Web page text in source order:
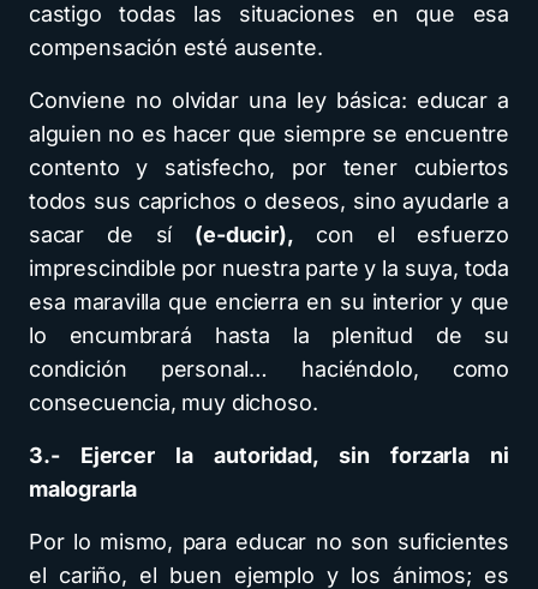
castigo todas las situaciones en que esa
compensación esté ausente.
Conviene no olvidar una ley básica: educar a
alguien no es hacer que siempre se encuentre
contento y satisfecho, por tener cubiertos
todos sus caprichos o deseos, sino ayudarle a
sacar de sí (e-ducir), con el esfuerzo
imprescindible por nuestra parte y la suya, toda
esa maravilla que encierra en su interior y que
lo encumbrará hasta la plenitud de su
condición personal… haciéndolo, como
consecuencia, muy dichoso.
3.- Ejercer la autoridad, sin forzarla ni
malograrla
Por lo mismo, para educar no son suficientes
el cariño, el buen ejemplo y los ánimos; es